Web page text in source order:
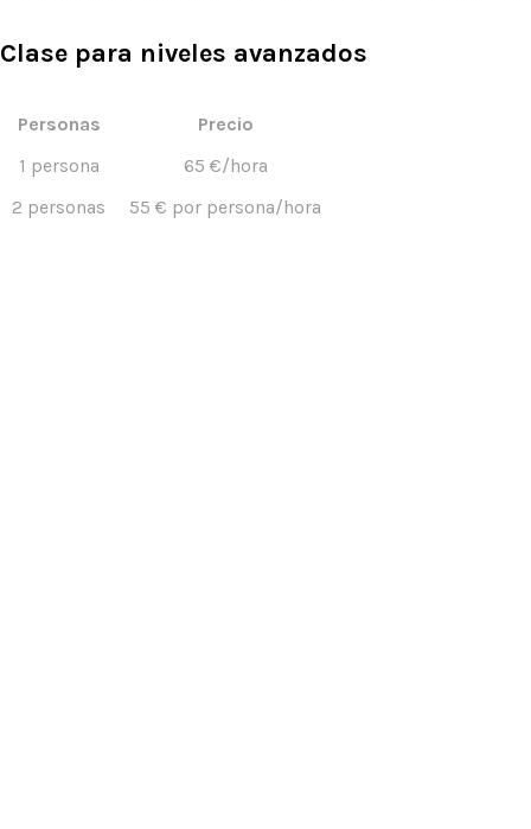
Clase para niveles avanzados
Personas
Precio
1 persona
65 €/hora
2 personas
55 € por persona/hora